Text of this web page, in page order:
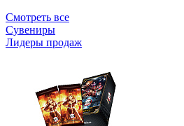
Смотреть все
Сувениры
Лидеры продаж